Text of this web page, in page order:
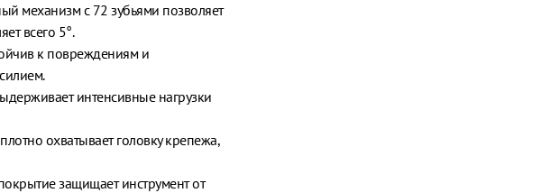
механизм с 72 зубьями позволяет
всего 5°.
к повреждениям и
интенсивные нагрузки
охватывает головку крепежа,
защищает инструмент от